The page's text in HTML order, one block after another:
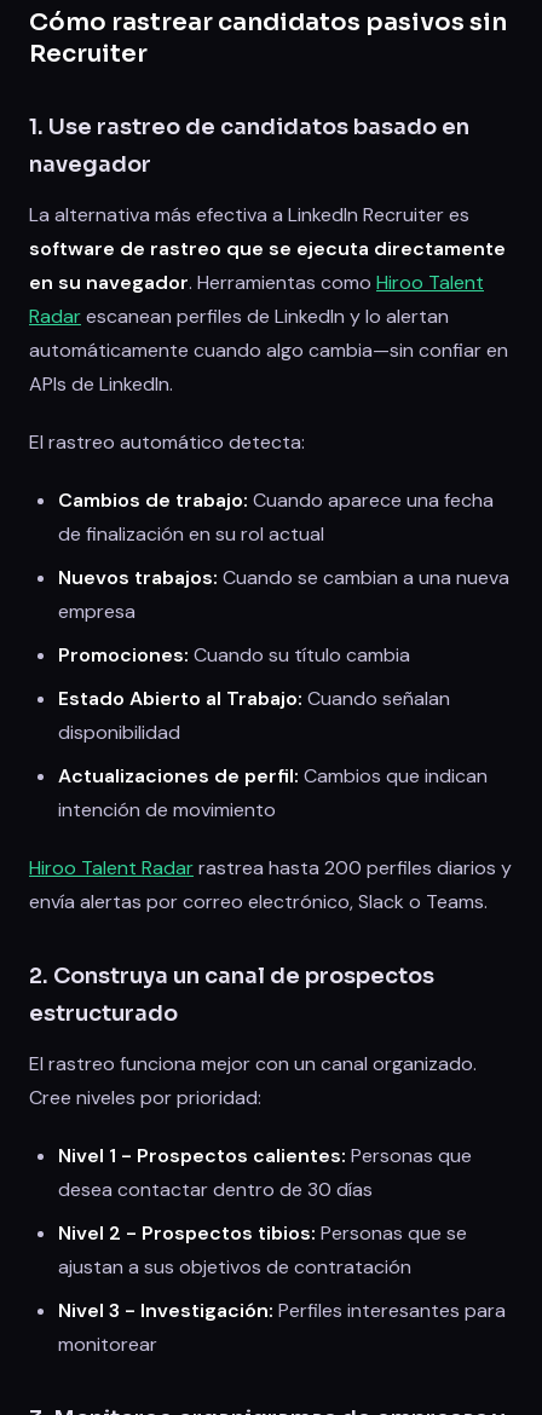
Cómo rastrear candidatos pasivos sin
Recruiter
1. Use rastreo de candidatos basado en
navegador
La alternativa más efectiva a LinkedIn Recruiter es
software de rastreo que se ejecuta directamente
en su navegador. Herramientas como Hiroo Talent
Radarescanean perfiles de LinkedIn y lo alertan
automáticamente cuando algo cambia—sin confiar en
APIs de LinkedIn.
El rastreo automático detecta:
Cambios de trabajo: Cuando aparece una fecha
de finalización en su rol actual
Nuevos trabajos: Cuando se cambian a una nueva
empresa
Promociones: Cuando su título cambia
Estado Abierto al Trabajo: Cuando señalan
disponibilidad
Actualizaciones de perfil: Cambios que indican
intención de movimiento
Hiroo Talent Radarrastrea hasta 200 perfiles diarios y
envía alertas por correo electrónico, Slack o Teams.
2. Construya un canal de prospectos
estructurado
El rastreo funciona mejor con un canal organizado.
Cree niveles por prioridad:
Nivel 1 - Prospectos calientes: Personas que
desea contactar dentro de 30 días
Nivel 2 - Prospectos tibios: Personas que se
ajustan a sus objetivos de contratación
Nivel 3 - Investigación: Perfiles interesantes para
monitorear